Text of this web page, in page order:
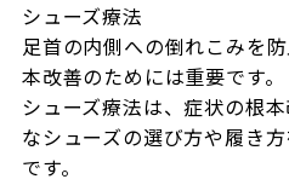
シューズ療法
足首の内側への倒れこみを
本改善のためには重要です。
シューズ療法は、症状の根
なシューズの選び方や履き
です。